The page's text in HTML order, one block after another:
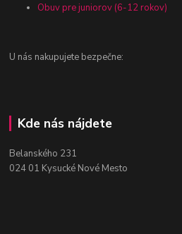
Obuv pre juniorov (6-12 rokov)
U nás nakupujete bezpečne:
Kde nás nájdete
Belanského 231
024 01 Kysucké Nové Mesto